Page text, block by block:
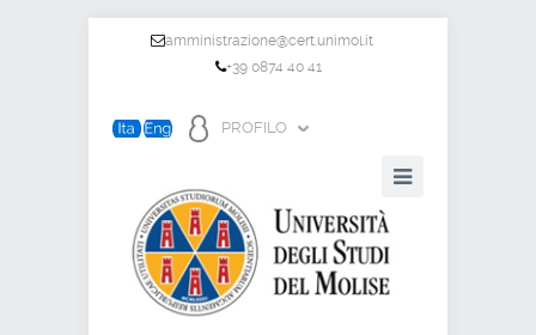
amministrazione@cert.unimol.it
+39 0874 40 41
PROFILO